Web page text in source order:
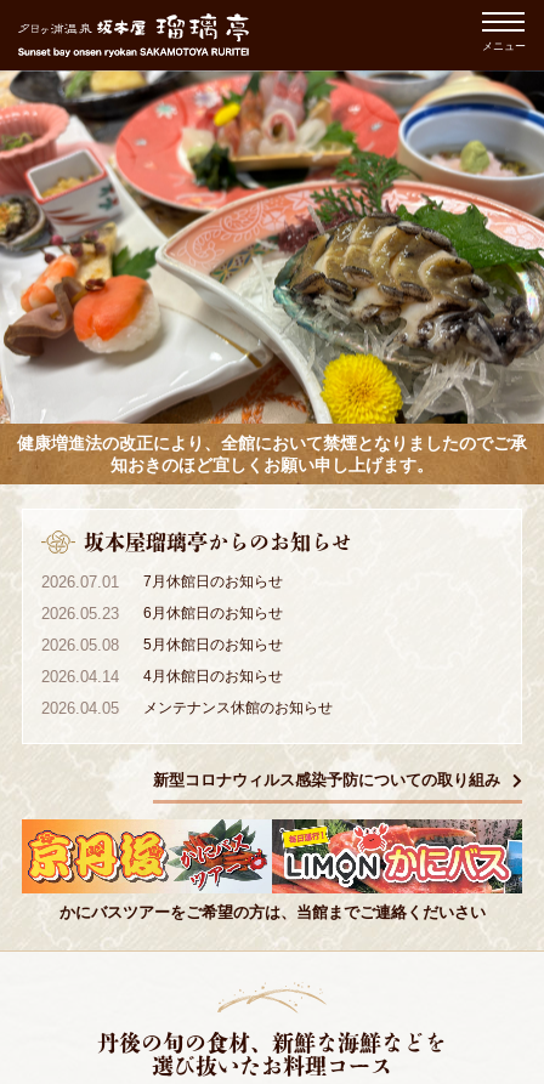
メニュー
健康増進法の改正により、全館において禁煙となりましたのでご承
知おきのほど宜しくお願い申し上げます。
坂本屋瑠璃亭からのお知らせ
2026.07.01 7月休館日のお知らせ
2026.05.23 6月休館日のお知らせ
2026.05.08 5月休館日のお知らせ
2026.04.14 4月休館日のお知らせ
2026.04.05 メンテナンス休館のお知らせ
新型コロナウィルス感染予防についての取り組み
かにバスツアーをご希望の方は、当館までご連絡くだいさい
丹後の旬の食材、新鮮な海鮮などを
選び抜いたお料理コース